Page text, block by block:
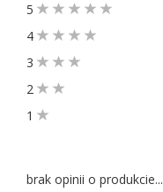
5
4
3
2
1
brak opinii o produkcie...